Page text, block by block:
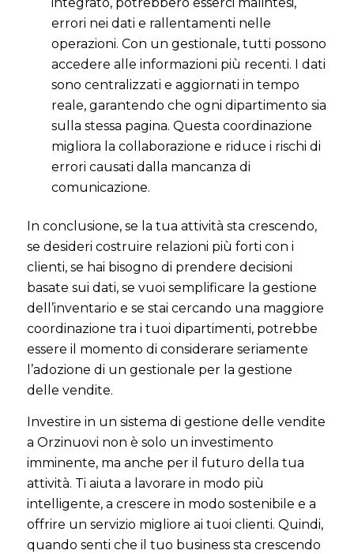
integrato, potrebbero esserci malintesi,
errori nei dati e rallentamenti nelle
operazioni. Con un gestionale, tutti possono
accedere alle informazioni più recenti. I dati
sono centralizzati e aggiornati in tempo
reale, garantendo che ogni dipartimento sia
sulla stessa pagina. Questa coordinazione
migliora la collaborazione e riduce i rischi di
errori causati dalla mancanza di
comunicazione.
In conclusione, se la tua attività sta crescendo,
se desideri costruire relazioni più forti con i
clienti, se hai bisogno di prendere decisioni
basate sui dati, se vuoi semplificare la gestione
dell’inventario e se stai cercando una maggiore
coordinazione tra i tuoi dipartimenti, potrebbe
essere il momento di considerare seriamente
l’adozione di un gestionale per la gestione
delle vendite.
Investire in un sistema di gestione delle vendite
a Orzinuovi non è solo un investimento
imminente, ma anche per il futuro della tua
attività. Ti aiuta a lavorare in modo più
intelligente, a crescere in modo sostenibile e a
offrire un servizio migliore ai tuoi clienti. Quindi,
quando senti che il tuo business sta crescendo